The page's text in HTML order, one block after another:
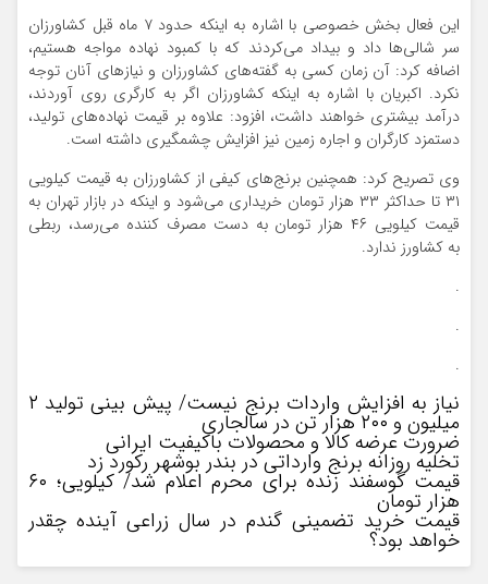
این فعال بخش خصوصی با اشاره به اینکه حدود ۷ ماه قبل کشاورزان
سر شالی‌ها داد و بیداد می‌کردند که با کمبود نهاده مواجه هستیم،
اضافه کرد: آن زمان کسی به گفته‌های کشاورزان و نیازهای آنان توجه
نکرد. اکبریان با اشاره به اینکه کشاورزان اگر به کارگری روی آوردند،
درآمد بیشتری خواهند داشت، افزود: علاوه بر قیمت نهاده‌های تولید،
دستمزد کارگران و اجاره زمین نیز افزایش چشمگیری داشته است.
وی تصریح کرد: همچنین برنج‌های کیفی از کشاورزان به قیمت کیلویی
٣١ تا حداکثر ٣٣ هزار تومان خریداری می‌شود و اینکه در بازار تهران به
قیمت کیلویی ۴۶ هزار تومان به دست مصرف کننده می‌رسد، ربطی
به کشاورز ندارد.
.
.
.
نیاز به افزایش واردات برنج نیست/ پیش بینی تولید ۲
میلیون و ۲۰۰ هزار تن در سالجاری
ضرورت عرضه کالا و محصولات باکیفیت ایرانی
تخلیه روزانه برنج وارداتی در بندر بوشهر رکورد زد
قیمت گوسفند زنده برای محرم اعلام شد/ کیلویی؛ ۶٠
هزار تومان
قیمت خرید تضمینی گندم در سال زراعی آینده چقدر
خواهد بود؟